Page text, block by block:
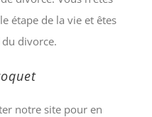
étape de la vie et êtes
divorce.
notre site pour en